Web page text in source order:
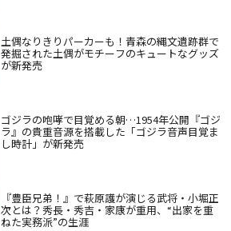
土偶なりきりパーカーも！青森の縄文遺跡群で
発掘された土偶がモチーフのキュートなグッズ
が新発売
ゴジラの咆哮で目覚める朝…1954年公開『ゴジ
ラ』の貴重音源を搭載した「ゴジラ音声目覚ま
し時計」が新発売
『豊臣兄弟！』で萩原護が演じる武将・小堀正
次とは？秀長・秀吉・家康が重用、“出家を重
ねた実務派”の生涯